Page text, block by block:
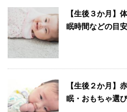
【生後３か月】
眠時間などの目
【生後２か月】
眠・おもちゃ選